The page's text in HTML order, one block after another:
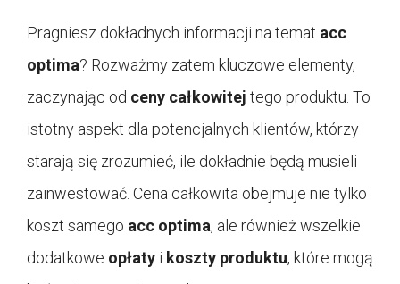
Pragniesz dokładnych informacji na temat acc
optima? Rozważmy zatem kluczowe elementy,
zaczynając od ceny całkowitej tego produktu. To
istotny aspekt dla potencjalnych klientów, którzy
starają się zrozumieć, ile dokładnie będą musieli
zainwestować. Cena całkowita obejmuje nie tylko
koszt samego acc optima, ale również wszelkie
dodatkowe opłaty i koszty produktu, które mogą